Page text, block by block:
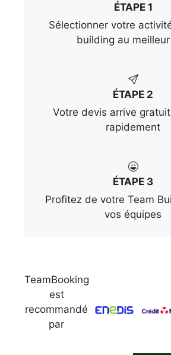
ÉTAPE 1
Sélectionner votre
building au
ÉTAPE 2
Votre devis arrive
rapidement
ÉTAPE 3
Profitez de votre Team
vos équipes
TeamBooking
est
recommandé
par